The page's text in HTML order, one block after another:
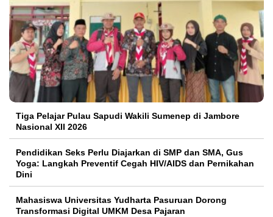
Tiga Pelajar Pulau Sapudi Wakili Sumenep di Jambore
Nasional XII 2026
Pendidikan Seks Perlu Diajarkan di SMP dan SMA, Gus
Yoga: Langkah Preventif Cegah HIV/AIDS dan Pernikahan
Dini
Mahasiswa Universitas Yudharta Pasuruan Dorong
Transformasi Digital UMKM Desa Pajaran